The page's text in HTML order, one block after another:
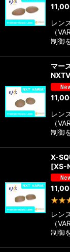
レン
（
制御
マー
レン
（
制御
X-
[XS-
レン
（
制御